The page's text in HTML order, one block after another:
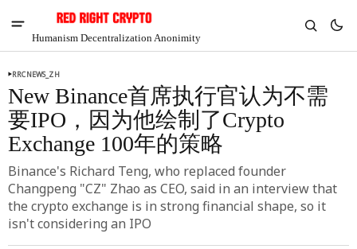
Humanism Decentralization Anonimity
RRCNEWS_ZH
New Binance首席执行官认为不需
要IPO，因为他绘制了Crypto
Exchange 100年的策略
Binance's Richard Teng, who replaced founder
Changpeng "CZ" Zhao as CEO, said in an interview that
the crypto exchange is in strong financial shape, so it
isn't considering an IPO